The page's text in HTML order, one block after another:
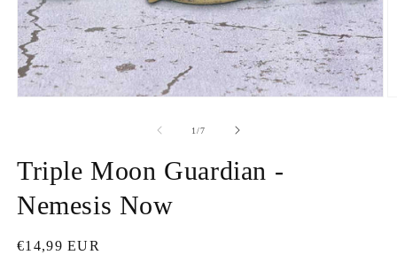
1/van
7
Triple Moon Guardian -
Nemesis Now
Normale
€14,99 EUR